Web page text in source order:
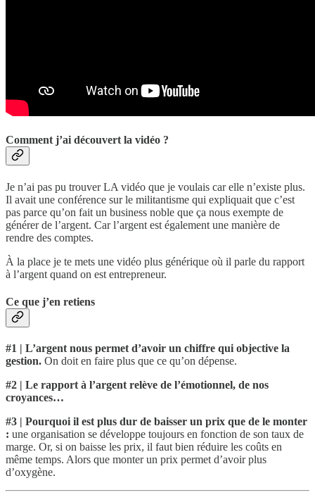
Comment j’ai découvert la vidéo ?
Je n’ai pas pu trouver LA vidéo que je voulais car elle n’existe plus.
Il avait une conférence sur le militantisme qui expliquait que c’est
pas parce qu’on fait un business noble que ça nous exempte de
générer de l’argent. Car l’argent est également une manière de
rendre des comptes.
À la place je te mets une vidéo plus générique où il parle du rapport
à l’argent quand on est entrepreneur.
Ce que j’en retiens
#1 | L’argent nous permet d’avoir un chiffre qui objective la
gestion. On doit en faire plus que ce qu’on dépense.
#2 | Le rapport à l’argent relève de l’émotionnel, de nos
croyances…
#3 | Pourquoi il est plus dur de baisser un prix que de le monter
: une organisation se développe toujours en fonction de son taux de
marge. Or, si on baisse les prix, il faut bien réduire les coûts en
même temps. Alors que monter un prix permet d’avoir plus
d’oxygène.